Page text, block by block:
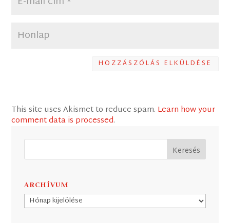
HOZZÁSZÓLÁS ELKÜLDÉSE
This site uses Akismet to reduce spam. Learn how your
comment data is processed.
ARCHÍVUM
Archívum